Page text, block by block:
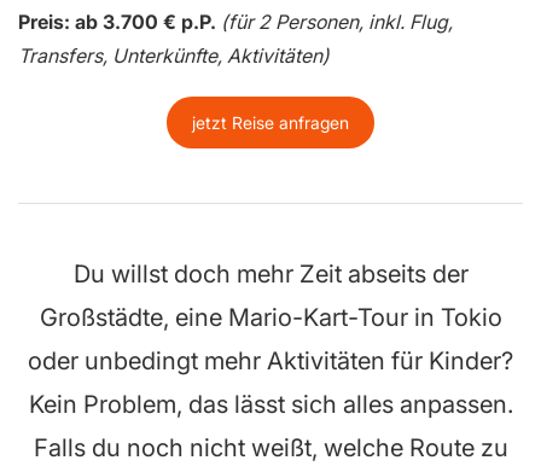
Preis: ab 3.700 € p.P. (für 2 Personen, inkl. Flug,
Transfers, Unterkünfte, Aktivitäten)
jetzt Reise anfragen
Du willst doch mehr Zeit abseits der
Großstädte, eine Mario-Kart-Tour in Tokio
oder unbedingt mehr Aktivitäten für Kinder?
Kein Problem, das lässt sich alles anpassen.
Falls du noch nicht weißt, welche Route zu